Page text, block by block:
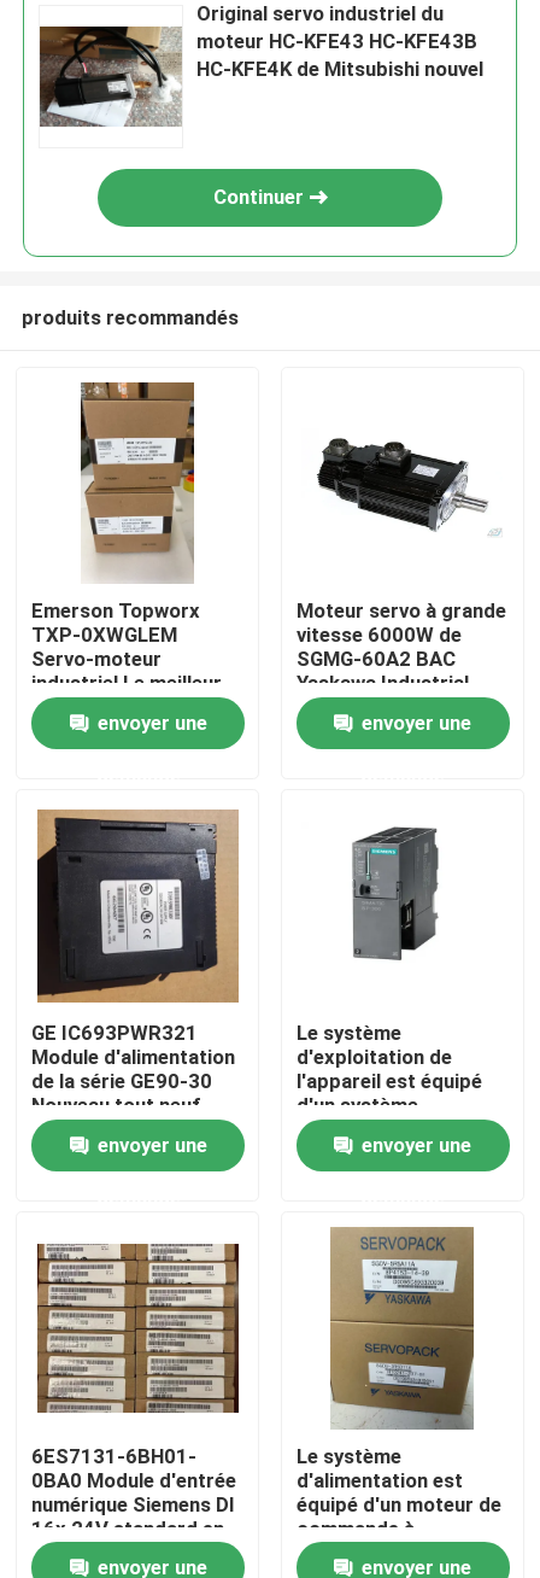
Maison
Produits
Au sujet de nous
Visite d'usine
Contactez-nous
Demandez une citation
Servomoteur industriel
Commandes servo industrielles
Amplificateur servo à C.A.
Original servo industriel du
moteur HC-KFE43 HC-KFE43B
HC-KFE4K de Mitsubishi nouvel
Continuer
produits recommandés
Emerson Topworx
TXP-0XWGLEM
Servo-moteur
industriel Le meilleur
prix
envoyer une
Moteur servo à grande
vitesse 6000W de
SGMG-60A2 BAC
Yaskawa Industrial
Servo Motor
envoyer une
GE IC693PWR321
Module d'alimentation
de la série GE90-30
Nouveau tout neuf
envoyer une
Le système
d'exploitation de
l'appareil est équipé
d'un système
d'exploitation de
l'appareil, qui est
équipé d'un système
l'appareil.
envoyer une
6ES7131-6BH01-
0BA0 Module d'entrée
numérique Siemens DI
16x 24V standard en
courant continu
envoyer une
Le système
d'alimentation est
équipé d'un moteur de
commande à
commande
envoyer une